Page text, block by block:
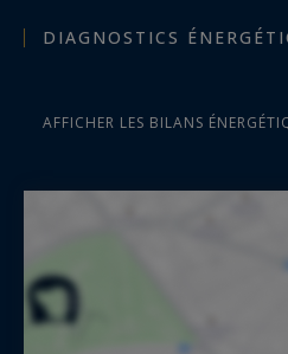
DIAGNOSTICS
AFFICHER LES BILANS